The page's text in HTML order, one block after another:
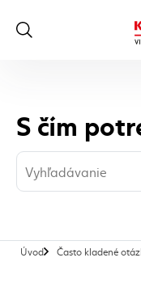
S čím
Úvod Často kladené